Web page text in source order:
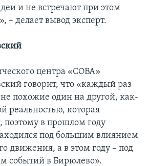
и не встречают при этом
– делает вывод эксперт.
центра «СОВА»
говорит, что «каждый раз
похожие один на другой, как-
реальностью, которая
поэтому в прошлом году
под большим влиянием
движения, а в этом году – под
событий в Бирюлево».